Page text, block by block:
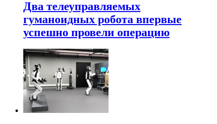
Два телеуправляемых
гуманоидных робота впервые
успешно провели операцию